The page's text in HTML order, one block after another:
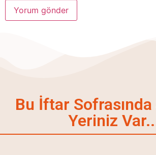
Bu İftar
Yeriniz